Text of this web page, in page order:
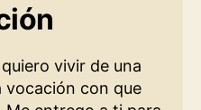
vivir de una
vocación con que